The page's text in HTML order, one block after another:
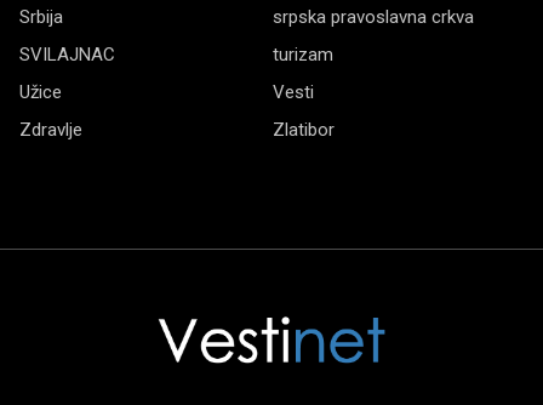
Srbija
srpska pravoslavna crkva
SVILAJNAC
turizam
Užice
Vesti
Zdravlje
Zlatibor